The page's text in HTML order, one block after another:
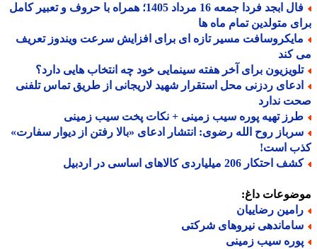
فال ابجد فردا جمعه 16 مرداد 1405؛ همراه با حروف و تعبیر کامل
متولدین تمام ماه ها
مسیر تازه ای برای افزایش سرعت ویندوز تعریف
کند
برای آخر هفته سینمایی خود چه انتخاب هایی دارد؟
ردزنی محل استقرار شهید لاریجانی از طریق تماس تلفنی
ندارد
تهیه پوره سیب زمینی + نکات پخت سیب زمینی
روح الله رضوی: انتشار ادعای «بالا رفتن از دیوار سفارت»
است!
206 میلیاردی کالاهای اساسی در اردبیل
داغ:
رضاییان
نیروهای شرکتی
سیب زمینی